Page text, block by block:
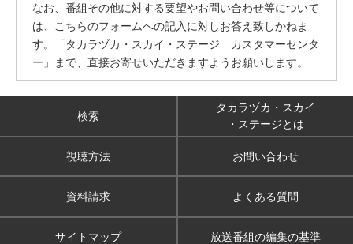
なお、番組その他に対する要望やお問い合わせ等について
は、こちらのフォームへの記入に対しお答え致しかねま
す。「タカラヅカ・スカイ・ステージ カスタマーセンタ
ー」まで、直接お寄せいただきますようお願いします。
検索
タカラヅカ・スカイ
・ステージとは
視聴方法 お問い合わせ
資料請求 よくある質問
サイトマップ 放送番組の編集の基準